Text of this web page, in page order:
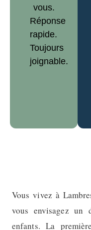
vous.
Réponse
rapide.
Toujours
joignable.
Vous vivez à
vous envisagez un
enfants. La